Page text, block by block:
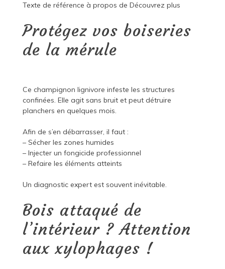
Texte de référence à propos de Découvrez plus
Protégez vos boiseries
de la mérule
Ce champignon lignivore infeste les structures
confinées. Elle agit sans bruit et peut détruire
planchers en quelques mois.
Afin de s’en débarrasser, il faut :
– Sécher les zones humides
– Injecter un fongicide professionnel
– Refaire les éléments atteints
Un diagnostic expert est souvent inévitable.
Bois attaqué de
l’intérieur ? Attention
aux xylophages !